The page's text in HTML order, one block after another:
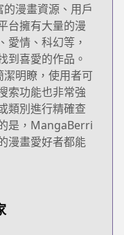
漫畫資源、用戶
台擁有大量的漫
愛情、科幻等，
到喜愛的作品。
明瞭，使用者可
索功能也非常強
類別進行精確查
是，MangaBerri
漫畫愛好者都能